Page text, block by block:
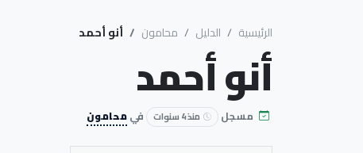
الرئيسية الدليل محامون أنو أحمد
أنو أحمد
مسجل منذ 4 سنوات فيمحامون